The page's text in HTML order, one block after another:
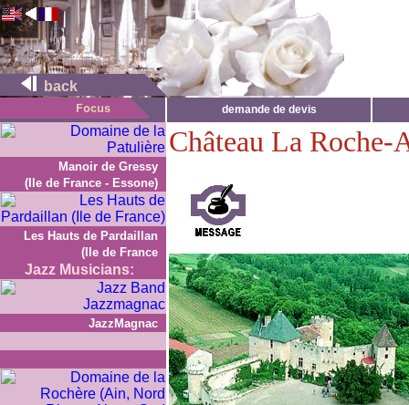
back
demande de devis
Manoir de Gressy
(Ile de France - Essone)
Les Hauts de Pardaillan
(Ile de France
Jazz Musicians:
JazzMagnac
Château La Roche-